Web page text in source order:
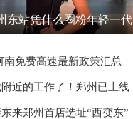
东站凭什么圈粉年轻一代
南免费高速最新政策汇总
近的工作了！郑州已上线
来郑州首店选址“西变东”